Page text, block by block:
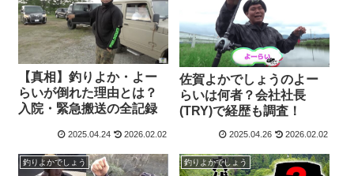
【真相】釣りよか・よー
らいが倒れた理由とは？
入院・緊急搬送の全記録
2025.04.24 2026.02.02
佐賀よかでしょうのよー
らいは何者？会社社長
(TRY)で経歴も調査！
2025.04.26 2026.02.02
釣りよかでしょう 釣りよかでしょう